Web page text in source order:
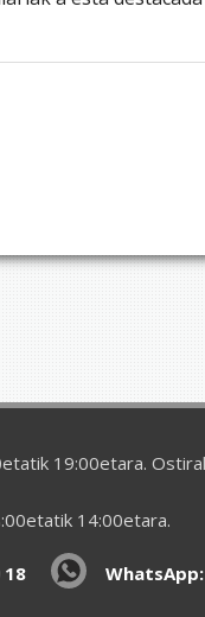
19:00etara.
14:00etara.
18